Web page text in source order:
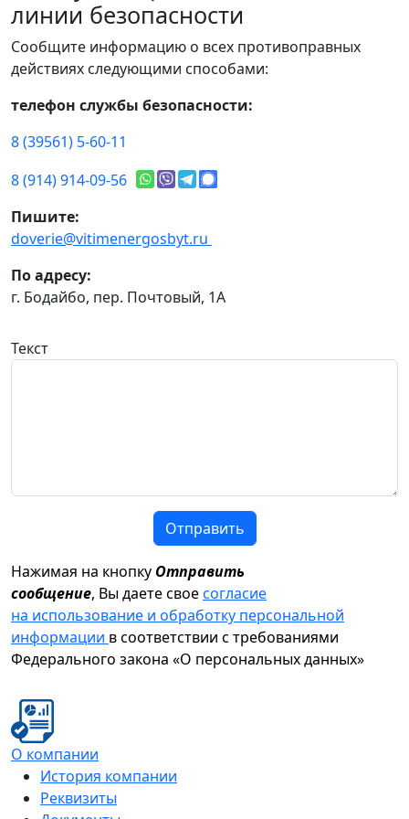
линии безопасности
Сообщите информацию о всех противоправных
действиях следующими способами:
телефон службы безопасности:
8 (39561) 5-60-11
8 (914) 914-09-56
Пишите:
doverie@vitimenergosbyt.ru
По адресу:
г. Бодайбо, пер. Почтовый, 1А
Текст
Отправить
Нажимая на кнопку Отправить
сообщение, Вы даете своесогласие
на использование и обработку персональной
информации в соответствии с требованиями
Федерального закона «О персональных данных»
О компании
История компании
Реквизиты